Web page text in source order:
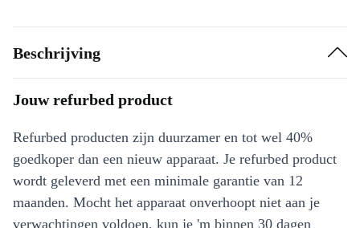
Beschrijving
Jouw refurbed product
Refurbed producten zijn duurzamer en tot wel 40%
goedkoper dan een nieuw apparaat. Je refurbed product
wordt geleverd met een minimale garantie van 12
maanden. Mocht het apparaat onverhoopt niet aan je
verwachtingen voldoen, kun je 'm binnen 30 dagen